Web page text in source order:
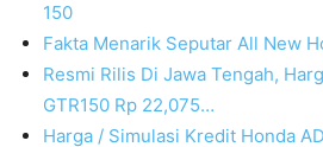
150
Fakta Menarik Seputar All New
Resmi Rilis Di Jawa Tengah,
GTR150 Rp 22,075…
Harga / Simulasi Kredit Honda